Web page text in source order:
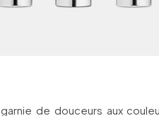
de douceurs aux